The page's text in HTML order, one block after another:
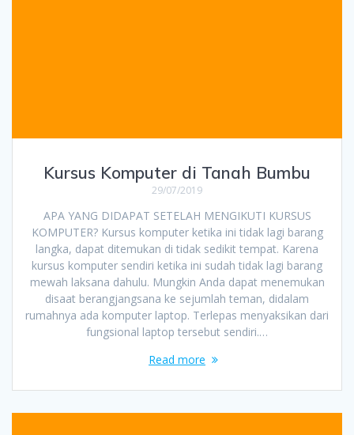
Kursus Komputer di Tanah Bumbu
29/07/2019
APA YANG DIDAPAT SETELAH MENGIKUTI KURSUS
KOMPUTER? Kursus komputer ketika ini tidak lagi barang
langka, dapat ditemukan di tidak sedikit tempat. Karena
kursus komputer sendiri ketika ini sudah tidak lagi barang
mewah laksana dahulu. Mungkin Anda dapat menemukan
disaat berangjangsana ke sejumlah teman, didalam
rumahnya ada komputer laptop. Terlepas menyaksikan dari
fungsional laptop tersebut sendiri.…
Read more